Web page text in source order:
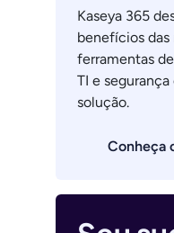
Kaseya 365
benefícios das
ferramentas
TI e
solução.
Conheça